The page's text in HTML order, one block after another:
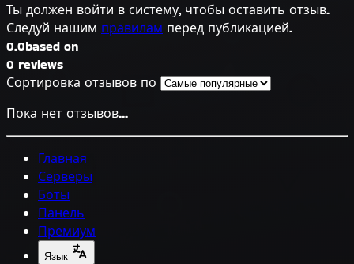
Ты должен войти в систему, чтобы оставить отзыв.
Следуй нашим правилам перед публикацией.
0.0based on
0 reviews
Сортировка отзывов по
Пока нет отзывов...
Главная
Серверы
Боты
Панель
Премиум
Язык